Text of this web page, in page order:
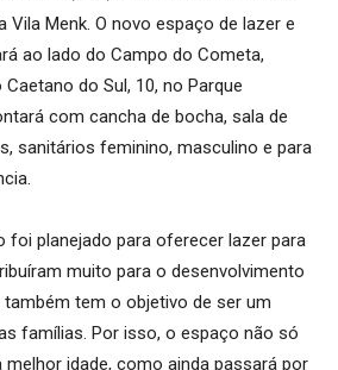
Vila Menk. O novo espaço de lazer e
ao lado do Campo do Cometa,
do Sul, 10, no Parque
com cancha de bocha, sala de
sanitários feminino, masculino e para
foi planejado para oferecer lazer para
muito para o desenvolvimento
tem o objetivo de ser um
famílias. Por isso, o espaço não só
melhor idade, como ainda passará por